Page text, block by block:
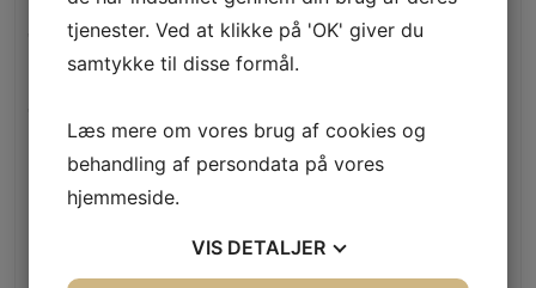
"mostbet Залози Онлайн Регистрация От България И
Бонус Оферти" – 466
1) 1100 links Mix Casino (1-DK) (DONE)
1) 1100 links Mix Casino (1-DK) DONE
tjenester. Ved at klikke på 'OK' giver du
samtykke til disse formål.
Læs mere om vores brug af cookies og
behandling af persondata på vores
hjemmeside.
VIS DETALJER